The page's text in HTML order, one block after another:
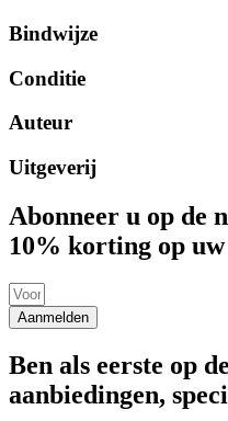
Bindwijze
Conditie
Auteur
Uitgeverij
Abonneer u op de
10% korting op
Aanmelden
Ben als eerste op
aanbiedingen,